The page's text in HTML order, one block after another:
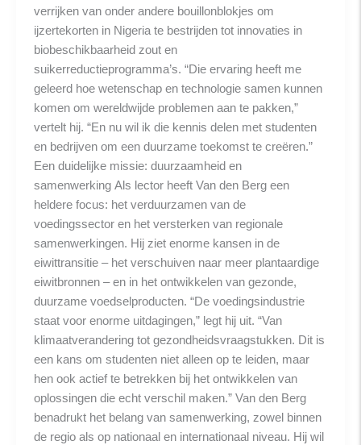
verrijken van onder andere bouillonblokjes om
ijzertekorten in Nigeria te bestrijden tot innovaties in
biobeschikbaarheid zout en
suikerreductieprogramma’s. “Die ervaring heeft me
geleerd hoe wetenschap en technologie samen kunnen
komen om wereldwijde problemen aan te pakken,”
vertelt hij. “En nu wil ik die kennis delen met studenten
en bedrijven om een duurzame toekomst te creëren.”
Een duidelijke missie: duurzaamheid en
samenwerking Als lector heeft Van den Berg een
heldere focus: het verduurzamen van de
voedingssector en het versterken van regionale
samenwerkingen. Hij ziet enorme kansen in de
eiwittransitie – het verschuiven naar meer plantaardige
eiwitbronnen – en in het ontwikkelen van gezonde,
duurzame voedselproducten. “De voedingsindustrie
staat voor enorme uitdagingen,” legt hij uit. “Van
klimaatverandering tot gezondheidsvraagstukken. Dit is
een kans om studenten niet alleen op te leiden, maar
hen ook actief te betrekken bij het ontwikkelen van
oplossingen die echt verschil maken.” Van den Berg
benadrukt het belang van samenwerking, zowel binnen
de regio als op nationaal en internationaal niveau. Hij wil